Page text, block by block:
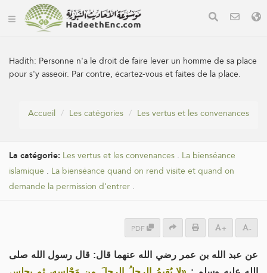
Hadith: Personne n'a le droit de faire lever un homme de sa place
pour s'y asseoir. Par contre, écartez-vous et faites de la place.
Accueil Les catégories Les vertus et les convenances
La catégorie: Les vertus et les convenances . La bienséance
islamique . La bienséance quand on rend visite et quand on
demande la permission d'entrer .
PDF + -
عن عبد الله بن عمر رضي الله عنهما قال: قال رسول الله صلى